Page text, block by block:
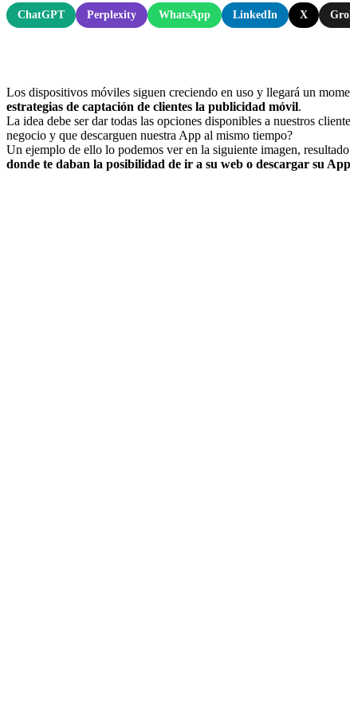
ChatGPT Perplexity WhatsApp LinkedIn X
Los dispositivos móviles siguen creciendo en uso y llegará un
estrategias de captación de clientes la publicidad móvil.
La idea debe ser dar todas las opciones disponibles a nuestros
negocio y que descarguen nuestra App al mismo tiempo?
Un ejemplo de ello lo podemos ver en la siguiente imagen,
donde te daban la posibilidad de ir a su web o descargar su App